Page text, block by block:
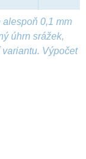
0,1 mm
úhrn srážek,
Výpočet